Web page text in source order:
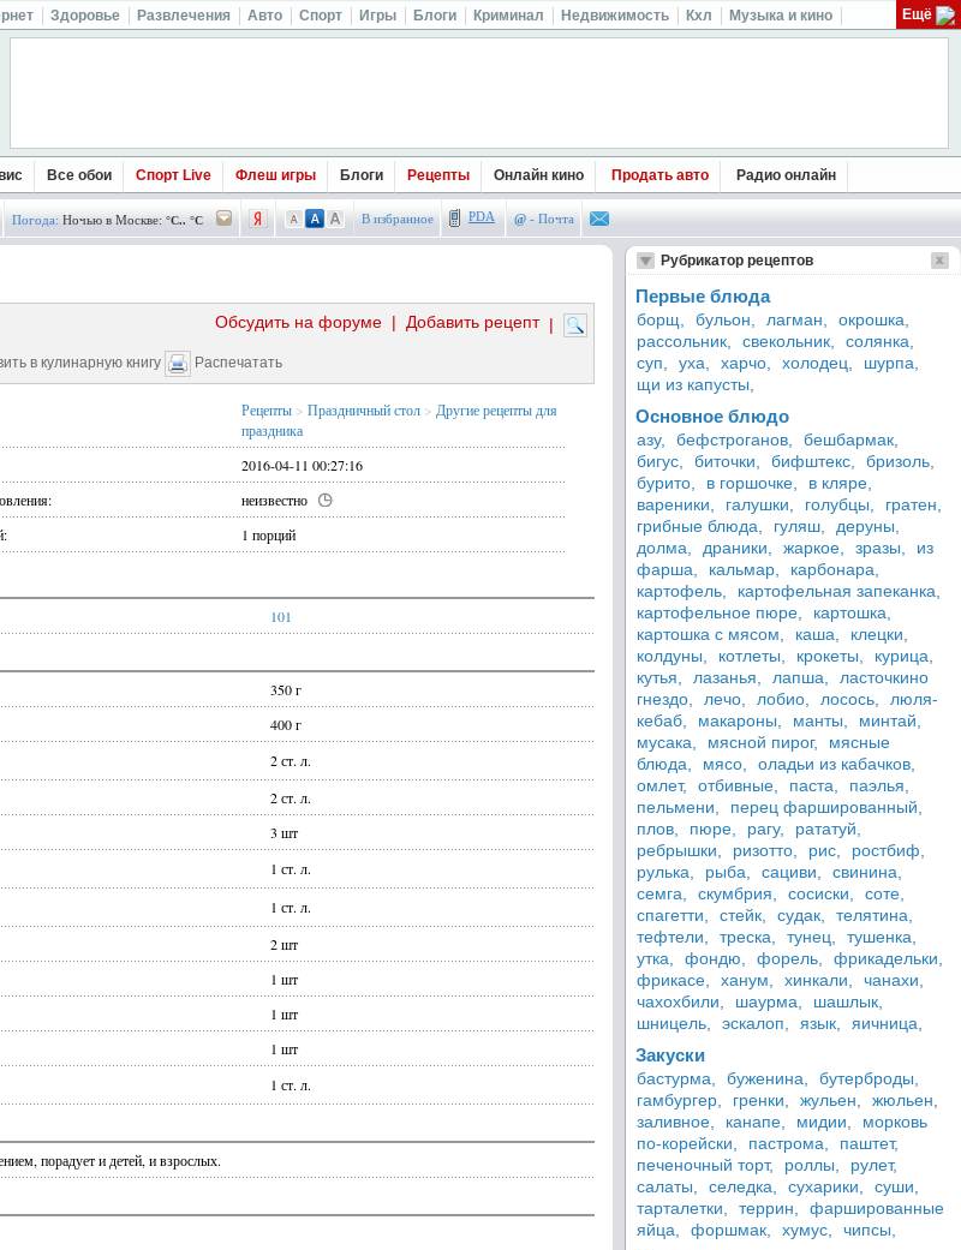
Здоровье Развлечения Авто Спорт Игры Блоги Криминал Недвижимость Кхл Музыка и кино Ещё
Все обои Спорт Live Флеш игры Блоги Рецепты Онлайн кино Продать авто Радио онлайн
Погода: Ночью в Москве: °C.. °C В избранное PDA @ - Почта
|
Добавить рецепт
|
Обсудить на форуме
в кулинарную книгу Распечатать
Рецепты > Праздничный стол > Другие рецепты для
праздника
2016-04-11 00:27:16
неизвестно
1 порций
101
350 г
400 г
2 ст. л.
2 ст. л.
3 шт
1 ст. л.
1 ст. л.
2 шт
1 шт
1 шт
1 шт
1 ст. л.
порадует и детей, и взрослых.
Рубрикатор рецептов
Первые блюда
борщ, бульон, лагман,
окрошка,
рассольник,
свекольник,
солянка,
суп,
уха, харчо, холодец,
шурпа,
щи из капусты,
Основное блюдо
азу, бефстроганов,
бешбармак,
бигус,
биточки, бифштекс,
бризоль,
бурито,
в горшочке,
в кляре,
вареники,
галушки, голубцы,
гратен,
грибные блюда,
гуляш,
деруны,
долма,
драники, жаркое, зразы,
из
фарша,
кальмар,
карбонара,
картофель,
картофельная запеканка,
картофельное пюре,
картошка,
картошка с мясом,
каша,
клецки,
колдуны,
котлеты, крокеты,
курица,
кутья,
лазанья, лапша,
ласточкино
гнездо,
лечо, лобио, лосось,
люля-
кебаб,
макароны, манты,
минтай,
мусака,
мясной пирог,
мясные
блюда,
мясо,
оладьи из кабачков,
омлет,
отбивные, паста,
паэлья,
пельмени,
перец фаршированный,
плов,
пюре, рагу,
рататуй,
ребрышки,
ризотто, рис,
ростбиф,
рулька,
рыба, сациви,
свинина,
семга,
скумбрия, сосиски,
соте,
спагетти,
стейк, судак,
телятина,
тефтели,
треска, тунец,
тушенка,
утка,
фондю, форель,
фрикадельки,
фрикасе,
ханум, хинкали,
чанахи,
чахохбили,
шаурма,
шашлык,
шницель,
эскалоп, язык, яичница,
Закуски
бастурма, буженина,
бутерброды,
гамбургер,
гренки, жульен,
жюльен,
заливное,
канапе, мидии,
морковь
по-корейски,
пастрома,
паштет,
печеночный торт,
роллы,
рулет,
салаты,
селедка, сухарики,
суши,
тарталетки,
террин,
фаршированные
яйца,
форшмак, хумус, чипсы,